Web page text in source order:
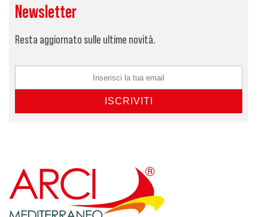
Newsletter
Resta aggiornato sulle ultime novità.